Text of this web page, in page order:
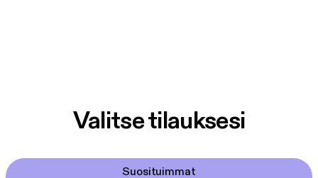
Valitse tilauksesi
Suosituimmat